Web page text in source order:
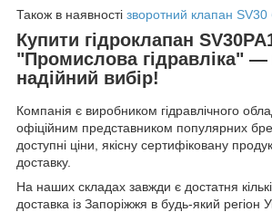
Також в наявності зворотний клапан SV30
Купити гідроклапан
"Промислова гідравліка" —
надійний вибір!
Компанія є виробником гідравлічного
офіційним представником популярних
доступні ціни, якісну сертифіковану
доставку.
На наших складах завжди є достатня
доставка із Запоріжжя в будь-який регіон